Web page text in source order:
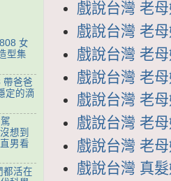
戲說台灣 老
戲說台灣 老
戲說台灣 老
戲說台灣 老
戲說台灣 老
戲說台灣 老
戲說台灣 老
戲說台灣 真
女
型集
帶爸爸
定的滴
想到
男看
都活在